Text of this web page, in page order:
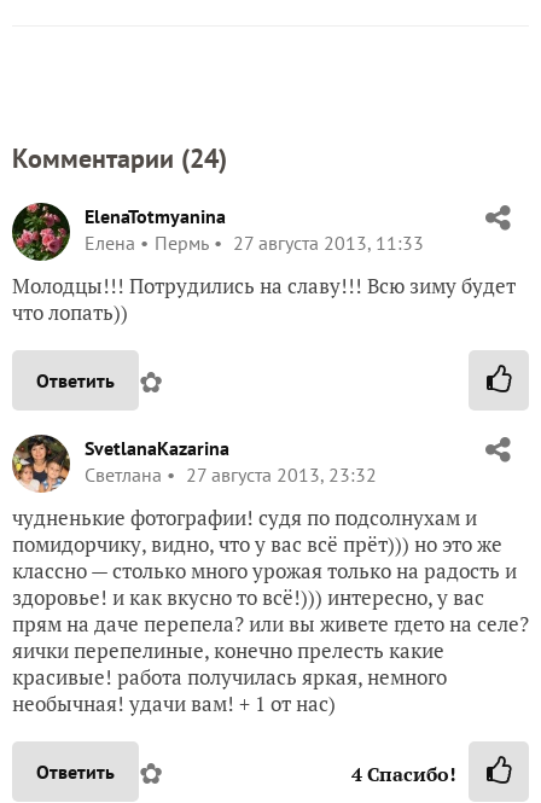
Комментарии (24)
ElenaTotmyanina
Елена
Пермь 27 августа 2013, 11:33
Молодцы!!! Потрудились на славу!!! Всю зиму будет
что лопать))
Ответить ✿
SvetlanaKazarina
Светлана
27 августа 2013, 23:32
чудненькие фотографии! судя по подсолнухам и
помидорчику, видно, что у вас всё прёт))) но это же
классно — столько много урожая только на радость и
здоровье! и как вкусно то всё!))) интересно, у вас
прям на даче перепела? или вы живете гдето на селе?
яички перепелиные, конечно прелесть какие
красивые! работа получилась яркая, немного
необычная! удачи вам! + 1 от нас)
Ответить ✿ 4Спасибо!